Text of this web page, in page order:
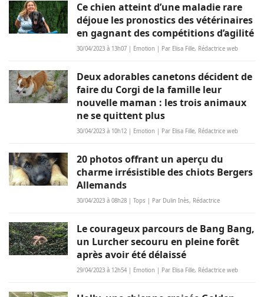
Ce chien atteint d’une maladie rare
déjoue les pronostics des vétérinaires
en gagnant des compétitions d’agilité
30/04/2023 à 13h07 | Emotion | Par Elisa Fille, Rédactrice web
Deux adorables canetons décident de
faire du Corgi de la famille leur
nouvelle maman : les trois animaux
ne se quittent plus
30/04/2023 à 10h12 | Emotion | Par Elisa Fille, Rédactrice web
20 photos offrant un aperçu du
charme irrésistible des chiots Bergers
Allemands
30/04/2023 à 08h28 | Tops | Par Dulin Inès, Rédactrice
Le courageux parcours de Bang Bang,
un Lurcher secouru en pleine forêt
après avoir été délaissé
29/04/2023 à 12h54 | Emotion | Par Elisa Fille, Rédactrice web